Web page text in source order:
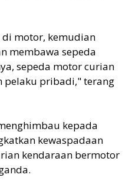
motor, kemudian
membawa sepeda
sepeda motor curian
pelaku pribadi," terang
kepada
kewaspadaan
kendaraan bermotor